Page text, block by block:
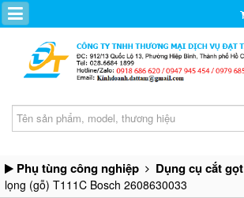
Phụ tùng công nghiệp Dụng cụ cắt gọt
lọng (gỗ) T111C Bosch 2608630033